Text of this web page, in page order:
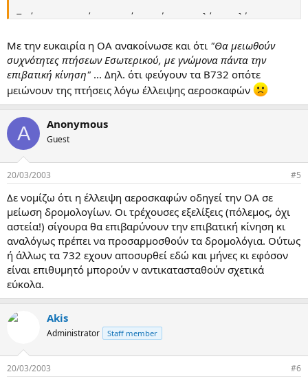
Πρώτη προτεραιότητα αυτών των έκτακτων, λόγω πολέμου,
Ανατολή: Ντουμπάι, Βηρυτός, Αλεξάνδρεια (Κουβέιτ έχει διακοπεί
από δεκαημέρου), μείωση συχνοτήτων προς Κάιρο και Λάρνακα,
ενώ ειδική μεταχείριση ανάλογα με τις συνθήκες θα έχουν οι
πτήσεις προς Τελ-Αβίβ και Τζέντα. Ακόμη η ΟΑ, εάν οι συνθήκες
λόγω πολέμου την υποχρεώσουν, θα προχωρήσει στην
αναδιάταξη όλων των πτήσεων προς Ευρώπη, ανάλογα με τη
ζήτηση, εκτός των Βρυξελλών που θα παραμείνει ως έχει. Θα
μειωθούν συχνότητες πτήσεων Εσωτερικού, με γνώμονα πάντα
την επιβατική κίνηση. Τα δρομολόγια προς Νέα Υόρκη, Καναδά,
και Γιοχάνεσμπουργκ θα πραγματοποιούνται κανονικά.
Θα πρέπει να σημειωθεί ότι η Ολυμπιακή Αεροπορία χθες βράδυ,
της προς Κάιρο, Τζέντα, Ντουμπάι και Βηρυτό, ενώ για
επιχειρησιακούς λόγους δεν πραγματοποιήθηκε η πτήση ΟΑ 301
προς Τελ-Αβίβ.
Από το Γραφείο Τύπου της Ο.Α.
Με την ευκαιρία η ΟΑ ανακοίνωσε και ότι "Θα μειωθούν
συχνότητες πτήσεων Εσωτερικού, με γνώμονα πάντα την
επιβατική κίνηση" ... Δηλ. ότι φεύγουν τα Β732 οπότε
μειώνουν της πτήσεις λόγω έλλειψης αεροσκαφών
A Anonymous
Guest
20/03/2003 #5
Δε νομίζω ότι η έλλειψη αεροσκαφών οδηγεί την ΟΑ σε
μείωση δρομολογίων. Οι τρέχουσες εξελίξεις (πόλεμος, όχι
αστεία!) σίγουρα θα επιβαρύνουν την επιβατική κίνηση κι
αναλόγως πρέπει να προσαρμοσθούν τα δρομολόγια. Ούτως
ή άλλως τα 732 εχουν αποσυρθεί εδώ και μήνες κι εφόσον
είναι επιθυμητό μπορούν ν αντικατασταθούν σχετικά
εύκολα.
Akis
Administrator Staff member
20/03/2003 #6